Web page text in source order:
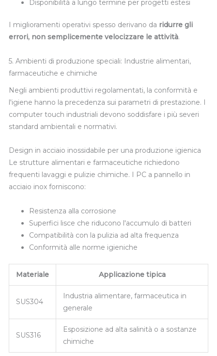
Disponibilità a lungo termine per progetti estesi
I miglioramenti operativi spesso derivano da ridurre gli
errori, non semplicemente velocizzare le attività.
5. Ambienti di produzione speciali: Industrie alimentari,
farmaceutiche e chimiche
Negli ambienti produttivi regolamentati, la conformità e
l'igiene hanno la precedenza sui parametri di prestazione. I
computer touch industriali devono soddisfare i più severi
standard ambientali e normativi.
Design in acciaio inossidabile per una produzione igienica
Le strutture alimentari e farmaceutiche richiedono
frequenti lavaggi e pulizie chimiche. I PC a pannello in
acciaio inox forniscono:
Resistenza alla corrosione
Superfici lisce che riducono l'accumulo di batteri
Compatibilità con la pulizia ad alta frequenza
Conformità alle norme igieniche
Materiale Applicazione tipica
SUS304
Industria alimentare, farmaceutica in
generale
SUS316
Esposizione ad alta salinità o a sostanze
chimiche